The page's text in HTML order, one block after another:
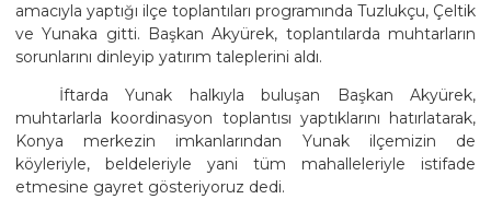
amacıyla yaptığı ilçe toplantıları programında Tuzlukçu, Çeltik
ve Yunaka gitti. Başkan Akyürek, toplantılarda muhtarların
sorunlarını dinleyip yatırım taleplerini aldı.
İftarda Yunak halkıyla buluşan Başkan Akyürek,
muhtarlarla koordinasyon toplantısı yaptıklarını hatırlatarak,
Konya merkezin imkanlarından Yunak ilçemizin de
köyleriyle, beldeleriyle yani tüm mahalleleriyle istifade
etmesine gayret gösteriyoruz dedi.